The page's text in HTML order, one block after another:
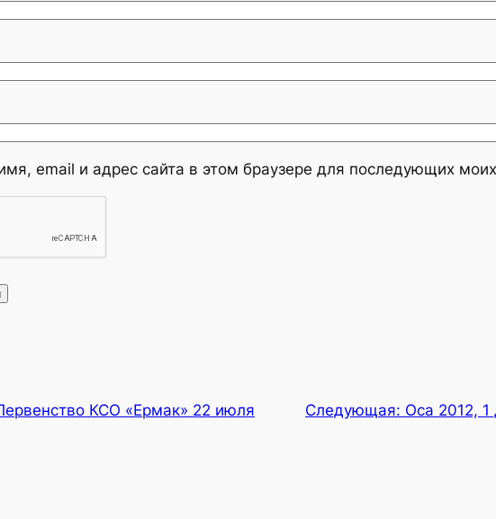
email и адрес сайта в этом браузере для последующих
КСО «Ермак» 22 июля Следующая: Оса 2012, 1